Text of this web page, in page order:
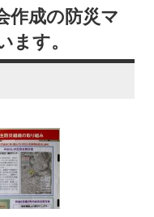
作成の防災マ
ます。